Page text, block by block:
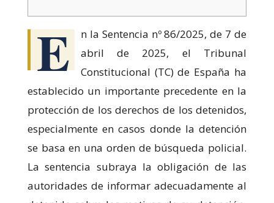
E
n la Sentencia nº 86/2025, de 7 de
abril de 2025, el Tribunal
Constitucional (TC) de España ha
establecido un importante precedente en la
protección de los derechos de los detenidos,
especialmente en casos donde la detención
se basa en una orden de búsqueda policial.
La sentencia subraya la obligación de las
autoridades de informar adecuadamente al
Estas
opcionales.
necesarias
funcione la
web.
Estadísticas
podamos
mejorar la